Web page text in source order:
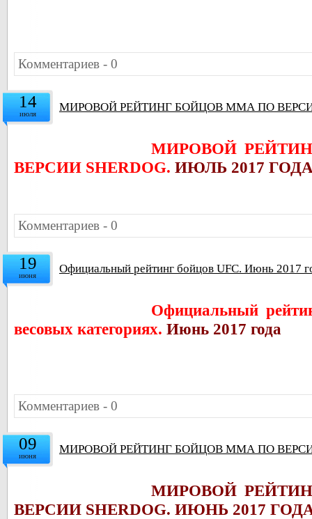
Комментариев - 0
14
июля МИРОВОЙ РЕЙТИНГ БОЙЦОВ ММА ПО
МИРОВОЙ
ВЕРСИИ SHERDOG. ИЮЛЬ 2017
Комментариев - 0
19
июня Официальный рейтинг бойцов UFC. Июнь 2017
Официальный
весовых категориях. Июнь 2017 года
Комментариев - 0
09
июня МИРОВОЙ РЕЙТИНГ БОЙЦОВ ММА ПО
МИРОВОЙ
ВЕРСИИ SHERDOG. ИЮНЬ 2017